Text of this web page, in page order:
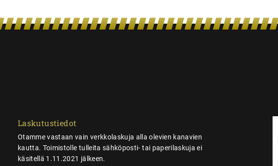
Laskutustiedot
Otamme vastaan vain verkkolaskuja alla olevien kanavien
kautta. Toimistolle tulleita sähköposti- tai paperilaskuja ei
käsitellä 1.11.2021 jälkeen.